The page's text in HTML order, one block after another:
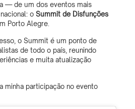
— de um dos eventos mais
o Summit de Disfunções
Porto Alegre.
o Summit é um ponto de
de todo o país, reunindo
e muita atualização
minha participação no evento